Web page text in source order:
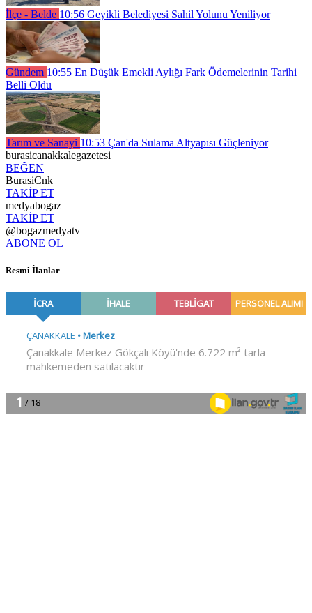
İlçe - Belde 10:56 Geyikli Belediyesi Sahil Yolunu Yeniliyor
Gündem 10:55 En Düşük Emekli Aylığı Fark Ödemelerinin Tarihi
Belli Oldu
Tarım ve Sanayi 10:53 Çan'da Sulama Altyapısı Güçleniyor
burasicanakkalegazetesi
BEĞEN
BurasiCnk
TAKİP ET
medyabogaz
TAKİP ET
@bogazmedyatv
ABONE OL
Resmî İlanlar